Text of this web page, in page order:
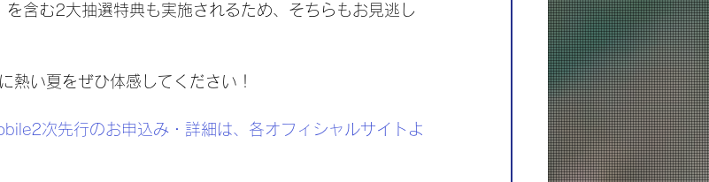
含む2大抽選特典も実施されるため、そちらもお見逃し
熱い夏をぜひ体感してください！
次先行のお申込み・詳細は、各オフィシャルサイトよ